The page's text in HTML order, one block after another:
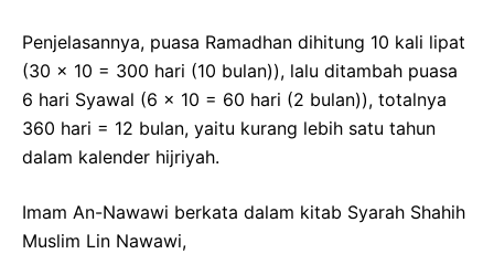
Penjelasannya, puasa Ramadhan dihitung 10 kali lipat
(30 x 10 = 300 hari (10 bulan)), lalu ditambah puasa
6 hari Syawal (6 x 10 = 60 hari (2 bulan)), totalnya
360 hari = 12 bulan, yaitu kurang lebih satu tahun
dalam kalender hijriyah.
Imam An-Nawawi berkata dalam kitab Syarah Shahih
Muslim Lin Nawawi,